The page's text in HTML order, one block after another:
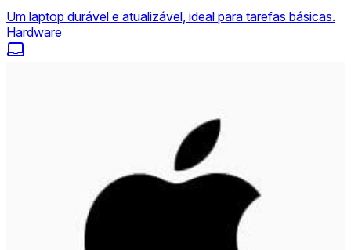
Um laptop durável e atualizável, ideal para tarefas básicas.
Hardware